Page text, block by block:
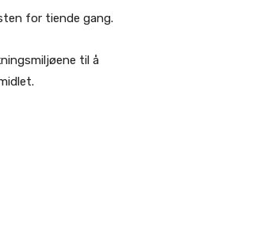
for tiende gang.
til å